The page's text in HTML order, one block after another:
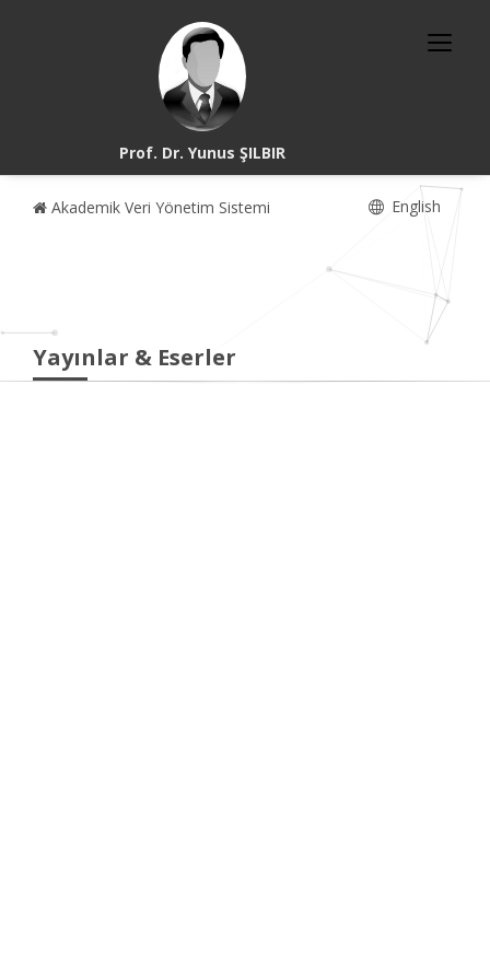
Prof. Dr. Yunus ŞILBIR
Akademik Veri Yönetim Sistemi English
Yayınlar & Eserler